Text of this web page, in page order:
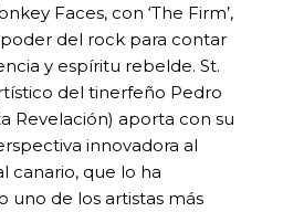
Faces, con ‘The Firm’,
del rock para contar
y espíritu rebelde. St.
del tinerfeño Pedro
Revelación) aporta con su
innovadora al
canario, que lo ha
uno de los artistas más